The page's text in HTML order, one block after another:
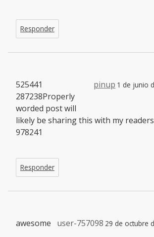
Responder
pinup 1 de junio
525441
287238Properly
worded post will
likely be sharing this with my
978241
Responder
user-757098 29 de octubre
awesome